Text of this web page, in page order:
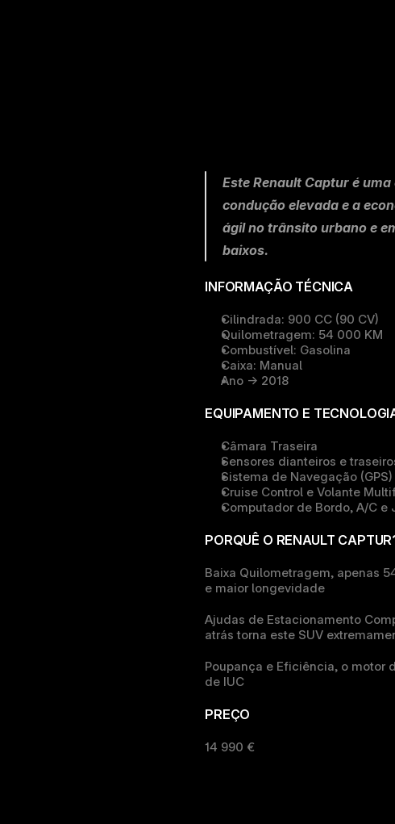
Este Renault Captur é
condução elevada e a
ágil no trânsito urbano e
baixos.
INFORMAÇÃO TÉCNICA
Cilindrada: 900 CC (90 CV)
Quilometragem: 54 000 KM
Combustível: Gasolina
Caixa: Manual
Ano -> 2018
EQUIPAMENTO E
Câmara Traseira
Sensores dianteiros e
Sistema de Navegação (GPS)
Cruise Control e Volante
Computador de Bordo, A/C e
PORQUÊ O RENAULT
Baixa Quilometragem, apenas
e maior longevidade
Ajudas de Estacionamento
atrás torna este SUV
Poupança e Eficiência, o motor
de IUC
PREÇO
14 990 €